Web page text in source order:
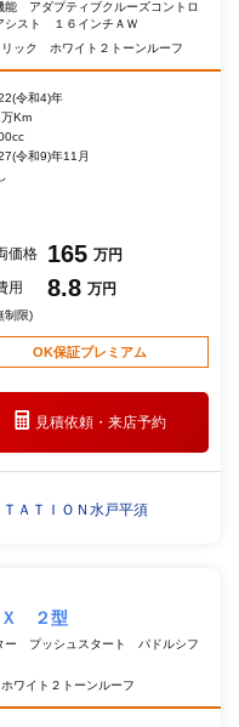
アダプティブクルーズコントロ
スト １６インチＡＷ
ック ホワイト２トーンルーフ
令和4)年
Km
令和9)年11月
価格 165 万円
用
8.8 万円
制限)
OK保証プレミアム
見積依頼・来店予約
ＡＴＩＯＮ水戸平須
Ｘ ２型
ー プッシュスタート パドルシフ
ワイト２トーンルーフ